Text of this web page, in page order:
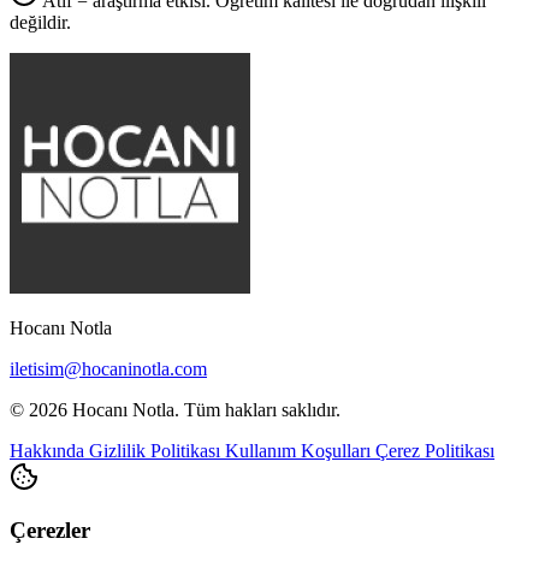
değildir.
Hocanı Notla
iletisim@hocaninotla.com
© 2026 Hocanı Notla. Tüm hakları saklıdır.
Hakkında Gizlilik Politikası Kullanım Koşulları Çerez Politikası
Çerezler